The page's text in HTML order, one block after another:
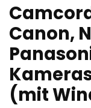
Canon,
(mit